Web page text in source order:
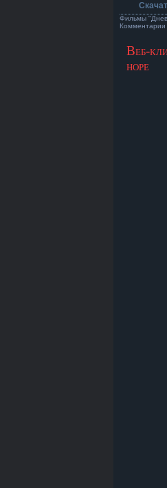
Фильмы
Комментарии
Веб-
норе